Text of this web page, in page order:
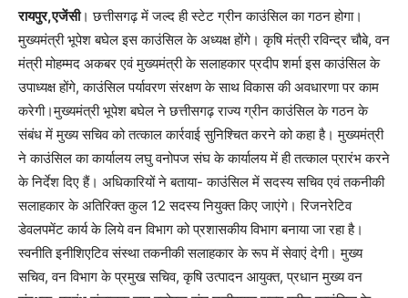
रायपुर,एजेंसी। छत्तीसगढ़ में जल्द ही स्टेट ग्रीन काउंसिल का गठन होगा।
मुख्यमंत्री भूपेश बघेल इस काउंसिल के अध्यक्ष होंगे। कृषि मंत्री रविन्द्र चौबे, वन
मंत्री मोहम्मद अकबर एवं मुख्यमंत्री के सलाहकार प्रदीप शर्मा इस काउंसिल के
उपाध्यक्ष होंगे, काउंसिल पर्यावरण संरक्षण के साथ विकास की अवधारणा पर काम
करेगी।मुख्यमंत्री भूपेश बघेल ने छत्तीसगढ़ राज्य ग्रीन काउंसिल के गठन के
संबंध में मुख्य सचिव को तत्काल कार्रवाई सुनिश्चित करने को कहा है। मुख्यमंत्री
ने काउंसिल का कार्यालय लघु वनोपज संघ के कार्यालय में ही तत्काल प्रारंभ करने
के निर्देश दिए हैं। अधिकारियों ने बताया- काउंसिल में सदस्य सचिव एवं तकनीकी
सलाहकार के अतिरिक्त कुल 12 सदस्य नियुक्त किए जाएंगे। रिजनरेटिव
डेवलपमेंट कार्य के लिये वन विभाग को प्रशासकीय विभाग बनाया जा रहा है।
स्वनीति इनीशिएटिव संस्था तकनीकी सलाहकार के रूप में सेवाएं देगी। मुख्य
सचिव, वन विभाग के प्रमुख सचिव, कृषि उत्पादन आयुक्त, प्रधान मुख्य वन